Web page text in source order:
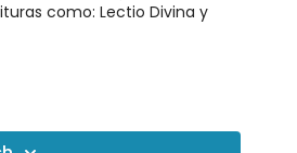
como: Lectio Divina y